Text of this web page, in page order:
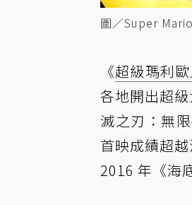
圖／Super
《超級瑪利
各地開出超
滅之刃：無
首映成績超
2016 年《海